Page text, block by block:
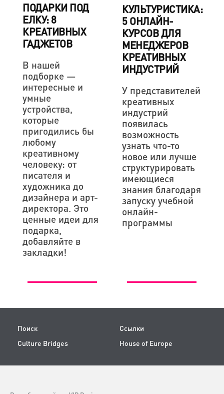
ПОДАРКИ ПОД
ЕЛКУ: 8
КРЕАТИВНЫХ
ГАДЖЕТОВ
В нашей
подборке —
интересные и
умные
устройства,
которые
пригодились бы
любому
креативному
человеку: от
писателя и
художника до
дизайнера и арт-
директора. Это
ценные идеи для
подарка,
добавляйте в
закладки!
КУЛЬТУРИСТИКА:
5 ОНЛАЙН-
КУРСОВ ДЛЯ
МЕНЕДЖЕРОВ
КРЕАТИВНЫХ
ИНДУСТРИЙ
У представителей
креативных
индустрий
появилась
возможность
узнать что-то
новое или лучше
структурировать
имеющиеся
знания благодаря
запуску учебной
онлайн-
программы
Поиск
Ссылки
Culture Bridges
House of Europe